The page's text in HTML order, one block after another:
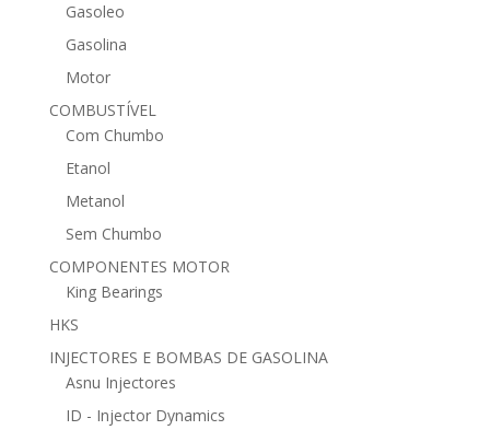
Gasoleo
Gasolina
Motor
COMBUSTÍVEL
Com Chumbo
Etanol
Metanol
Sem Chumbo
COMPONENTES MOTOR
King Bearings
HKS
INJECTORES E BOMBAS DE GASOLINA
Asnu Injectores
ID - Injector Dynamics